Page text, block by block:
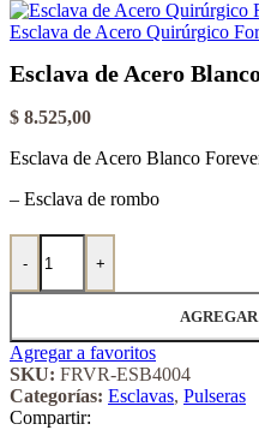
Esclava de Acero Quirúrgico
Esclava de Acero
$ 8.525,00
Esclava de Acero Blanco
– Esclava de rombo
-
Esclava de Acero Blanco
+
Agregar a favoritos
SKU: FRVR-ESB4004
Categorías: Esclavas, Pulseras
Compartir: